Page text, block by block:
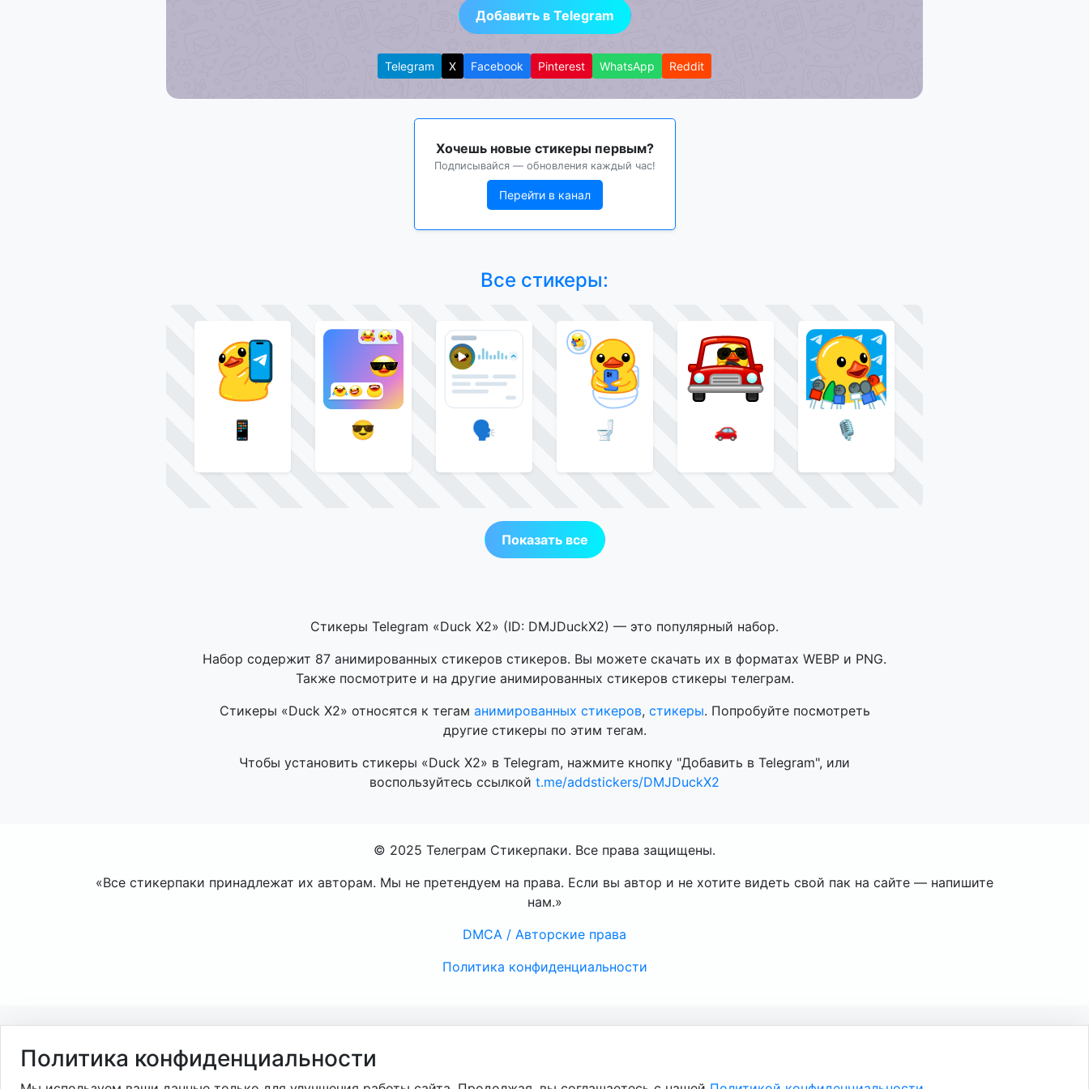
Добавить в Telegram
Telegram X Facebook Pinterest WhatsApp Reddit
Хочешь новые стикеры первым?
Подписывайся — обновления каждый час!
Перейти в канал
Все стикеры:
📱 😎 🗣 🚽 🚗 🎙
Показать все
Стикеры Telegram «Duck X2» (ID: DMJDuckX2) — это популярный набор.
Набор содержит 87 анимированных стикеров стикеров. Вы можете скачать их в форматах WEBP и PNG.
Также посмотрите и на другие анимированных стикеров стикеры телеграм.
Стикеры «Duck X2» относятся к тегам анимированных стикеров, стикеры. Попробуйте посмотреть
другие стикеры по этим тегам.
Чтобы установить стикеры «Duck X2» в Telegram, нажмите кнопку "Добавить в Telegram", или
воспользуйтесь ссылкой t.me/addstickers/DMJDuckX2
© 2025 Телеграм Стикерпаки. Все права защищены.
«Все стикерпаки принадлежат их авторам. Мы не претендуем на права. Если вы автор и не хотите видеть свой пак на сайте — напишите
нам.»
DMCA / Авторские права
Политика конфиденциальности
Политика конфиденциальности